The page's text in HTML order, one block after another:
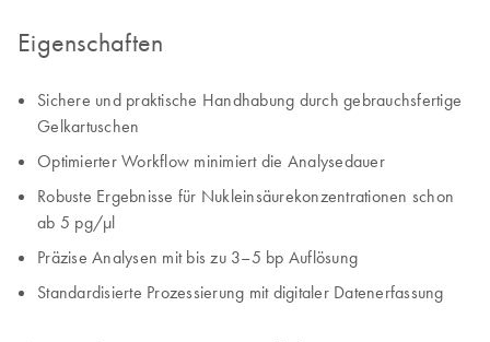
Eigenschaften
Sichere und praktische Handhabung durch gebrauchsfertige
Gelkartuschen
Optimierter Workflow minimiert die Analysedauer
Robuste Ergebnisse für Nukleinsäurekonzentrationen schon
ab 5 pg/µl
Präzise Analysen mit bis zu 3–5 bp Auflösung
Standardisierte Prozessierung mit digitaler Datenerfassung